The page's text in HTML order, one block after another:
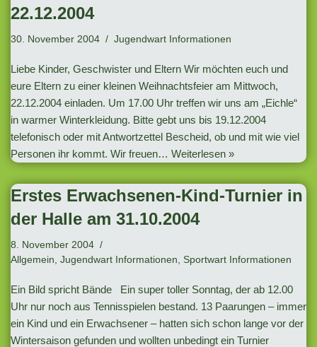
22.12.2004
30. November 2004 Jugendwart Informationen
Liebe Kinder, Geschwister und Eltern Wir möchten euch und
eure Eltern zu einer kleinen Weihnachtsfeier am Mittwoch,
22.12.2004 einladen. Um 17.00 Uhr treffen wir uns am „Eichle“
in warmer Winterkleidung. Bitte gebt uns bis 19.12.2004
telefonisch oder mit Antwortzettel Bescheid, ob und mit wie viel
Personen ihr kommt. Wir freuen… Weiterlesen »
Erstes Erwachsenen-Kind-Turnier in
der Halle am 31.10.2004
8. November 2004
Allgemein, Jugendwart Informationen, Sportwart Informationen
Ein Bild spricht Bände Ein super toller Sonntag, der ab 12.00
Uhr nur noch aus Tennisspielen bestand. 13 Paarungen – immer
ein Kind und ein Erwachsener – hatten sich schon lange vor der
Wintersaison gefunden und wollten unbedingt ein Turnier